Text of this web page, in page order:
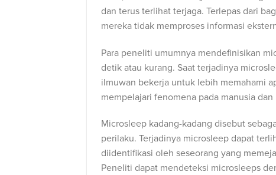
dan terus terlihat terjaga. Terlepas dari
mereka tidak memproses informasi
Para peneliti umumnya mendefinisikan
detik atau kurang. Saat terjadinya
ilmuwan bekerja untuk lebih memahami
mempelajari fenomena pada manusia dan
Microsleep kadang-kadang disebut
perilaku. Terjadinya microsleep dapat
diidentifikasi oleh seseorang yang
Peneliti dapat mendeteksi microsleeps